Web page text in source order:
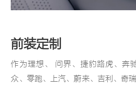
前装定制
作为理想、 问界、捷豹路虎、奔
众、零跑、上汽、蔚来、吉利、奇